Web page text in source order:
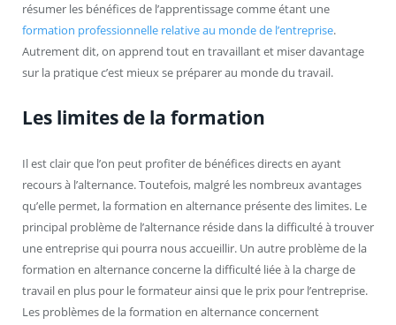
résumer les bénéfices de l’apprentissage comme étant une
formation professionnelle relative au monde de l’entreprise.
Autrement dit, on apprend tout en travaillant et miser davantage
sur la pratique c’est mieux se préparer au monde du travail.
Les limites de la formation
Il est clair que l’on peut profiter de bénéfices directs en ayant
recours à l’alternance. Toutefois, malgré les nombreux avantages
qu’elle permet, la formation en alternance présente des limites. Le
principal problème de l’alternance réside dans la difficulté à trouver
une entreprise qui pourra nous accueillir. Un autre problème de la
formation en alternance concerne la difficulté liée à la charge de
travail en plus pour le formateur ainsi que le prix pour l’entreprise.
Les problèmes de la formation en alternance concernent